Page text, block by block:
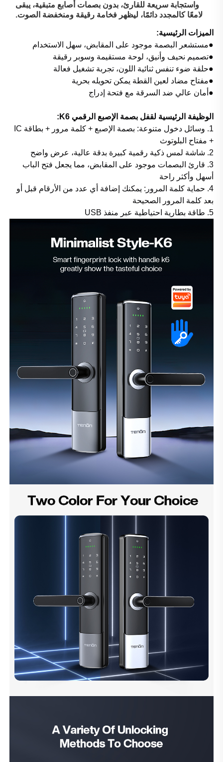
واستجابة سريعة للقارئ، بدون بصمات أصابع متبقية، يبقى
لامعًا كالمجدد دائمًا، ليظهر فخامة رقيقة ومنخفضة الصوت.
الميزات الرئيسية:
●مستشعر البصمة موجود على المقابض، سهل الاستخدام
●تصميم نحيف وأنيق، لوحة مستقيمة وسوبر رقيقة
●حلقة ضوء تنفس ثنائية اللون، تجربة تشغيل فعالة
●مفتاح مضاد لعين القطة يمكن تحويله بحرية
●أمان عالي ضد السرقة مع فتحة إدراج
الوظيفة الرئيسية لقفل بصمة الإصبع الرقمي K6:
1. وسائل دخول متنوعة: بصمة الإصبع + كلمة مرور + بطاقة IC
+ مفتاح البلوتوث
2. شاشة لمس ذكية رقمية كبيرة بدقة عالية، عرض واضح
3. قارئ البصمات موجود على المقابض، مما يجعل فتح الباب
أسهل وأكثر راحة
4. حماية كلمة المرور: يمكنك إضافة أي عدد من الأرقام قبل أو
بعد كلمة المرور الصحيحة
5. طاقة بطارية احتياطية عبر منفذ USB